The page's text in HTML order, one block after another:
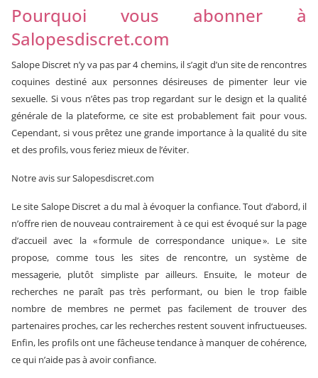
Pourquoi vous abonner à
Salopesdiscret.com
Salope Discret n’y va pas par 4 chemins, il s’agit d’un site de rencontres
coquines destiné aux personnes désireuses de pimenter leur vie
sexuelle. Si vous n’êtes pas trop regardant sur le design et la qualité
générale de la plateforme, ce site est probablement fait pour vous.
Cependant, si vous prêtez une grande importance à la qualité du site
et des profils, vous feriez mieux de l’éviter.
Notre avis sur Salopesdiscret.com
Le site Salope Discret a du mal à évoquer la confiance. Tout d’abord, il
n’offre rien de nouveau contrairement à ce qui est évoqué sur la page
d’accueil avec la « formule de correspondance unique ». Le site
propose, comme tous les sites de rencontre, un système de
messagerie, plutôt simpliste par ailleurs. Ensuite, le moteur de
recherches ne paraît pas très performant, ou bien le trop faible
nombre de membres ne permet pas facilement de trouver des
partenaires proches, car les recherches restent souvent infructueuses.
Enfin, les profils ont une fâcheuse tendance à manquer de cohérence,
ce qui n’aide pas à avoir confiance.